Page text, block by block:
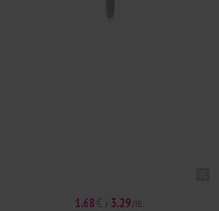
1.68 / 3.29